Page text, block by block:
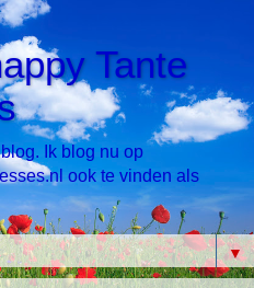
Tante
Ik blog nu op
ook te vinden als
▼